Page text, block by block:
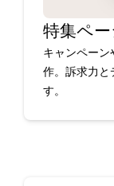
特集ペ
キャンペーン
作。訴求力と
す。